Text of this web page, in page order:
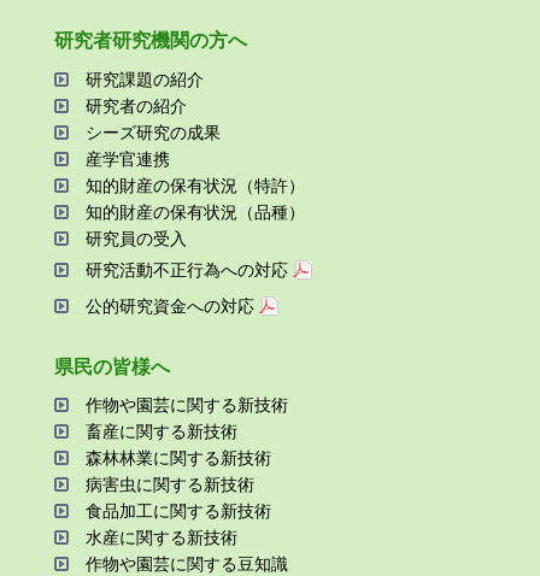
研究者研究機関の⽅へ
研究課題の紹介
研究者の紹介
シーズ研究の成果
産学官連携
知的財産の保有状況（特許）
知的財産の保有状況（品種）
研究員の受⼊
研究活動不正⾏為への対応
公的研究資金への対応
県⺠の皆様へ
作物や園芸に関する新技術
畜産に関する新技術
森林林業に関する新技術
病害⾍に関する新技術
⾷品加⼯に関する新技術
⽔産に関する新技術
作物や園芸に関する⾖知識